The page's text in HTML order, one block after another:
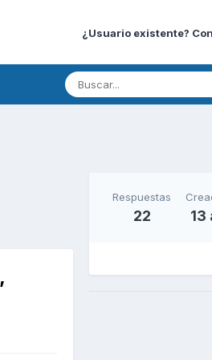
¿Usuario existente?
Respuestas
22 13